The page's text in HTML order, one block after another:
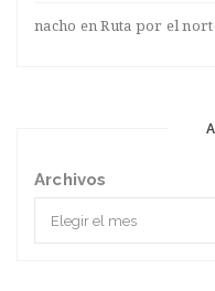
nacho enRuta por el
Archivos